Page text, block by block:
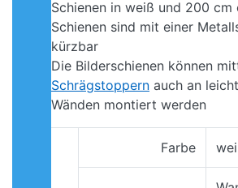
Schienen in weiß und 200 cm
Schienen sind mit einer
kürzbar
Die Bilderschienen können
Schrägstoppern auch an
Wänden montiert werden
Farbe